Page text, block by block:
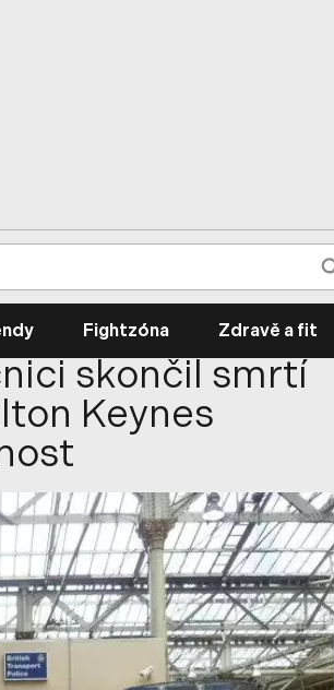
Fightzóna Zdravě a fit
skončil smrtí
Keynes